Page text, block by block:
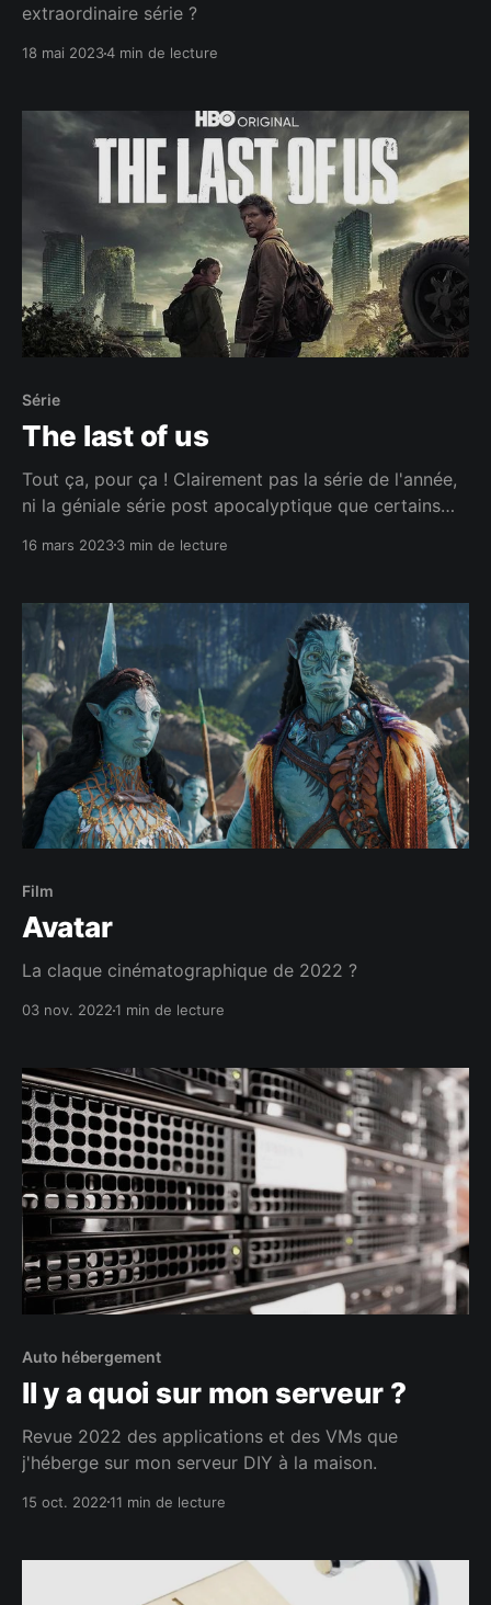
extraordinaire série ?
18 mai 20234 min de lecture
Série
The last of us
Tout ça, pour ça ! Clairement pas la série de l'année,
ni la géniale série post apocalyptique que certains
16 mars 20233 min de lecture
Film
Avatar
La claque cinématographique de 2022 ?
03 nov. 20221 min de lecture
Auto hébergement
Il y a quoi sur mon serveur ?
Revue 2022 des applications et des VMs que
j'héberge sur mon serveur DIY à la maison.
15 oct. 202211 min de lecture